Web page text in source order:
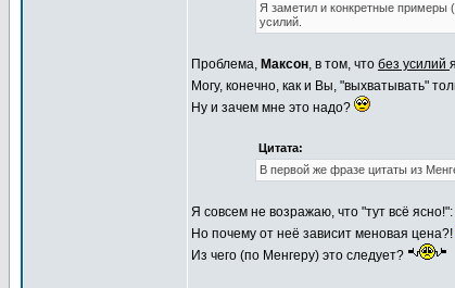
Я заметил и конкретные примеры
усилий.
Проблема, Максон, в том, что без усилий
Могу, конечно, как и Вы, "выхватывать"
Ну и зачем мне это надо?
Цитата:
В первой же фразе цитаты из
Я совсем не возражаю, что "тут всё
Но почему от неё зависит меновая цена?!
Из чего (по Менгеру) это следует?